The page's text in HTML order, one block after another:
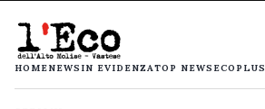
HOMENEWS IN EVIDENZATOP NEWS ECOPLUS